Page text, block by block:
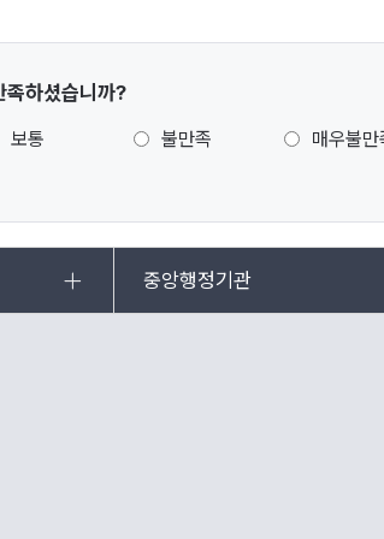
족하셨습니까?
보통 불만족 매우불만
중앙행정기관